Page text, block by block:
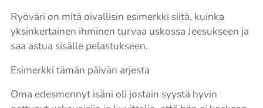
Ryöväri on mitä oivallisin esimerkki siitä, kuinka
yksinkertainen ihminen turvaa uskossa Jeesukseen ja
saa astua sisälle pelastukseen.
Esimerkki tämän päivän arjesta
Oma edesmennyt isäni oli jostain syystä hyvin